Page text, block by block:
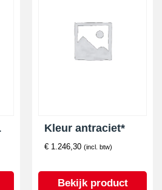
Kleur antraciet*
€ 1.246,30 (incl. btw)
Bekijk product